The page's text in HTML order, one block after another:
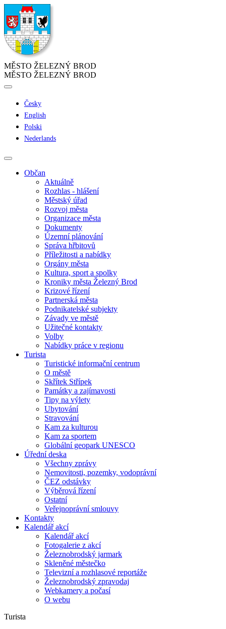
MĚSTO ŽELEZNÝ BROD
MĚSTO ŽELEZNÝ BROD
Česky
English
Polski
Nederlands
Občan
Aktuálně
Rozhlas - hlášení
Městský úřad
Rozvoj města
Organizace města
Dokumenty
Územní plánování
Správa hřbitovů
Příležitosti a nabídky
Orgány města
Kultura, sport a spolky
Kroniky města Železný Brod
Krizové řízení
Partnerská města
Podnikatelské subjekty
Závady ve městě
Užitečné kontakty
Volby
Nabídky práce v regionu
Turista
Turistické informační centrum
O městě
Skřítek Střípek
Památky a zajímavosti
Tipy na výlety
Ubytování
Stravování
Kam za kulturou
Kam za sportem
Globální geopark UNESCO
Úřední deska
Všechny zprávy
Nemovitosti, pozemky, vodoprávní
ČEZ odstávky
Výběrová řízení
Ostatní
Veřejnoprávní smlouvy
Kontakty
Kalendář akcí
Kalendář akcí
Fotogalerie z akcí
Železnobrodský jarmark
Skleněné městečko
Televizní a rozhlasové reportáže
Železnobrodský zpravodaj
Webkamery a počasí
O webu
Turista